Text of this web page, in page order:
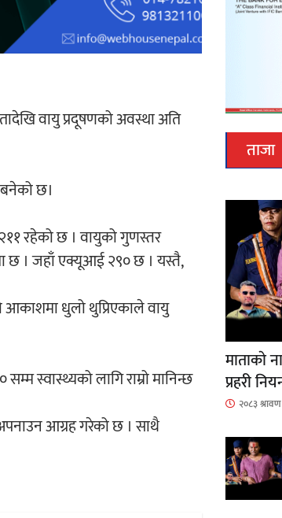
वायु प्रदूषणको अवस्था अति
छ।
रहेको छ । वायुको गुणस्तर
छ । जहाँ एक्यूआई २९० छ । यस्तै,
आकाशमा धुलो थुप्रिएकाले वायु
स्वास्थ्यको लागि राम्रो मानिन्छ
आग्रह गरेको छ । साथै
ताजा
माताकाे
प्रहरी
२०८३